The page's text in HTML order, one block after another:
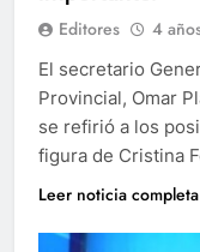
Editores 4
El secretario
Provincial, Omar
se refirió a los
figura de Cristina
Leer noticia completa